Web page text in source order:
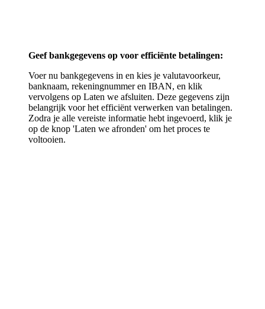
Geef bankgegevens op voor efficiënte betalingen:
Voer nu bankgegevens in en kies je valutavoorkeur,
banknaam, rekeningnummer en IBAN, en klik
vervolgens op Laten we afsluiten. Deze gegevens zijn
belangrijk voor het efficiënt verwerken van betalingen.
Zodra je alle vereiste informatie hebt ingevoerd, klik je
op de knop 'Laten we afronden' om het proces te
voltooien.